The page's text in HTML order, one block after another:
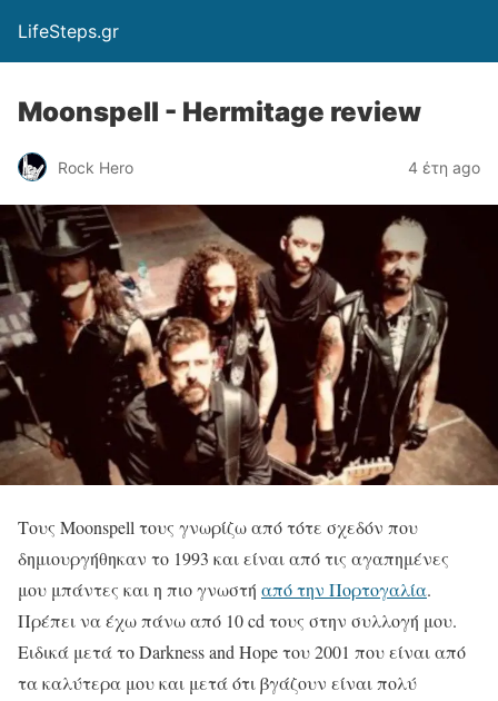
LifeSteps.gr
Moonspell - Hermitage review
Rock Hero 4 έτη ago
Τους Moonspell τους γνωρίζω από τότε σχεδόν που
δημιουργήθηκαν το 1993 και είναι από τις αγαπημένες
μου μπάντες και η πιο γνωστή από την Πορτογαλία.
Πρέπει να έχω πάνω από 10 cd τους στην συλλογή μου.
Ειδικά μετά το Darkness and Hope του 2001 που είναι από
τα καλύτερα μου και μετά ότι βγάζουν είναι πολύ